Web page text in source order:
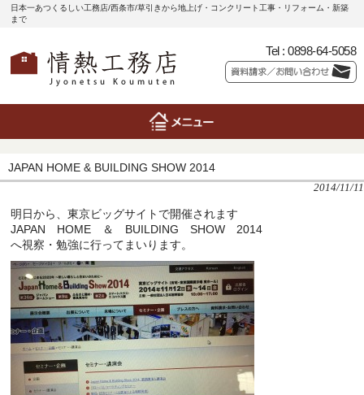
日本一あつくるしい工務店/西条市/草引きから地上げ・コンクリート工事・リフォーム・新築
まで
Tel : 0898-64-5058
JAPAN HOME & BUILDING SHOW 2014
2014/11/11
明日から、東京ビッグサイトで開催されます
JAPAN HOME ＆ BUILDING SHOW 2014
へ視察・勉強に行ってまいります。